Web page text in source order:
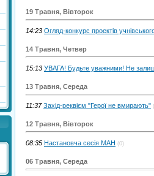
19 Травня, Вівторок
14:23 Огляд-конкурс проектів
14 Травня, Четвер
15:13 УВАГА! Будьте уважними! Не
13 Травня, Середа
11:37 Захід-реквієм "Герої не вмирають"
12 Травня, Вівторок
08:35 Настановча сесія МАН (0)
06 Травня, Середа